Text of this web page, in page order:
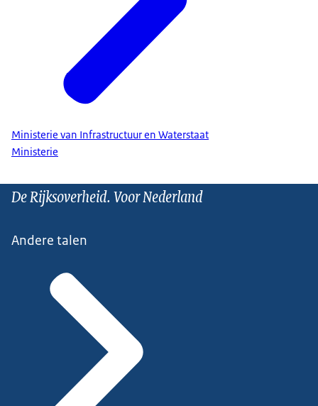
Ministerie van Infrastructuur en Waterstaat
Ministerie
De Rijksoverheid. Voor Nederland
Andere talen